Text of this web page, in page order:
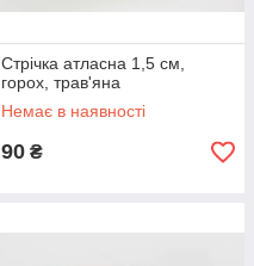
Стрічка атласна 1,5 см,
горох, трав'яна
Немає в наявності
90 ₴